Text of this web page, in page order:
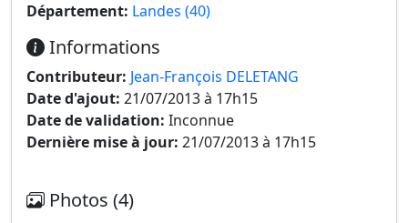
Département: Landes (40)
Informations
Contributeur: Jean-François DELETANG
Date d'ajout: 21/07/2013 à 17h15
Date de validation: Inconnue
Dernière mise à jour: 21/07/2013 à 17h15
Photos (4)